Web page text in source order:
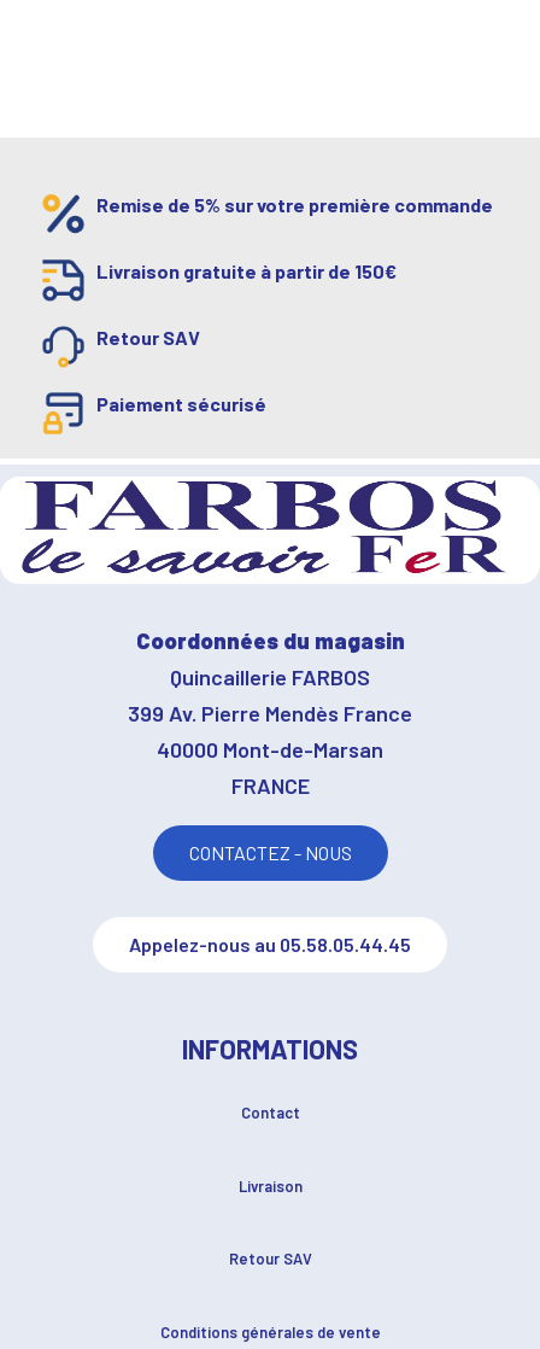
Remise de 5% sur votre première commande
Livraison gratuite à partir de 150€
Retour SAV
Paiement sécurisé
Coordonnées du magasin
Quincaillerie FARBOS
399 Av. Pierre Mendès France
40000 Mont-de-Marsan
FRANCE
CONTACTEZ - NOUS
Appelez-nous au 05.58.05.44.45
INFORMATIONS
Contact
Livraison
Retour SAV
Conditions générales de vente